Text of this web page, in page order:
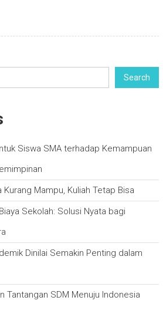
Search
Siswa SMA terhadap Kemampuan
Mampu, Kuliah Tetap Bisa
Sekolah: Solusi Nyata bagi
Dinilai Semakin Penting dalam
Tantangan SDM Menuju Indonesia